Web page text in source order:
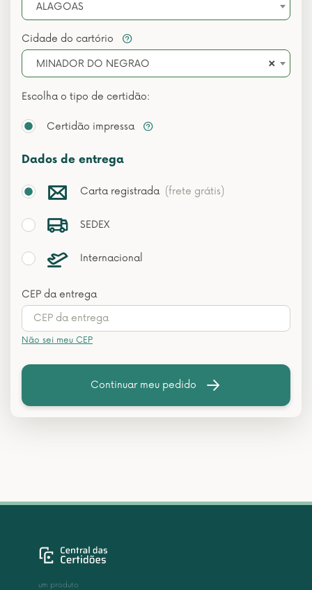
ALAGOAS
Cidade do cartório
×
MINADOR DO NEGRAO
Escolha o tipo de certidão:
Certidão impressa
Dados de entrega
Carta registrada (frete grátis)
SEDEX
Internacional
CEP da entrega
Não sei meu CEP
Continuar meu pedido
um produto